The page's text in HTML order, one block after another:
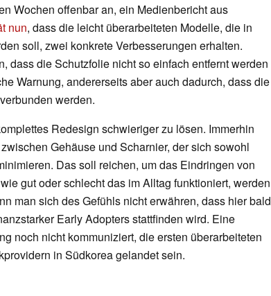
Wochen offenbar an, ein Medienbericht aus
nun, dass die leicht überarbeiteten Modelle, die in
soll, zwei konkrete Verbesserungen erhalten.
dass die Schutzfolie nicht so einfach entfernt werden
Warnung, andererseits aber auch dadurch, dass die
werden.
Redesign schwieriger zu lösen. Immerhin
Gehäuse und Scharnier, der sich sowohl
Das soll reichen, um das Eindringen von
gut oder schlecht das im Alltag funktioniert, werden
man sich des Gefühls nicht erwähren, dass hier bald
Early Adopters stattfinden wird. Eine
noch nicht kommuniziert, die ersten überarbeiteten
in Südkorea gelandet sein.